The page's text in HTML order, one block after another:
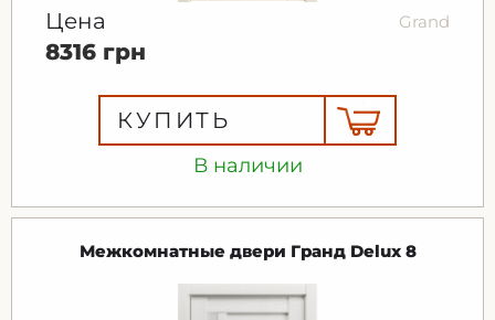
В наличии
Цена Grand
8316 грн
КУПИТЬ
Межкомнатные двери Гранд Delux 8